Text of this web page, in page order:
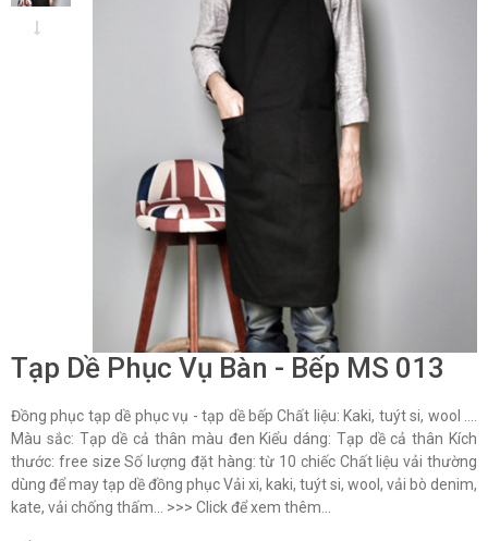
Tạp Dề Phục Vụ Bàn - Bếp MS 013
Đồng phục tạp dề phục vụ - tạp dề bếp Chất liệu: Kaki, tuýt si, wool ….
Màu sắc: Tạp dề cả thân màu đen Kiểu dáng: Tạp dề cả thân Kích
thước: free size Số lượng đặt hàng: từ 10 chiếc Chất liệu vải thường
dùng để may tạp dề đồng phục Vải xi, kaki, tuýt si, wool, vải bò denim,
kate, vải chống thấm... >>> Click để xem thêm...